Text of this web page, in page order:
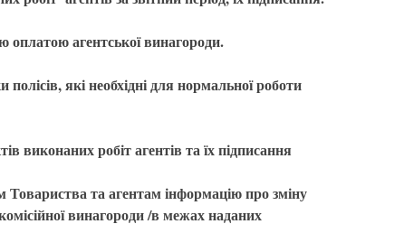
агентської винагороди.
які необхідні для нормальної роботи
виконаних робіт агентів та їх підписання
та агентам інформацію про зміну
винагороди /в межах наданих